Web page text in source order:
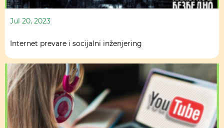
Jul 20, 2023
Internet prevare i socijalni inženjering